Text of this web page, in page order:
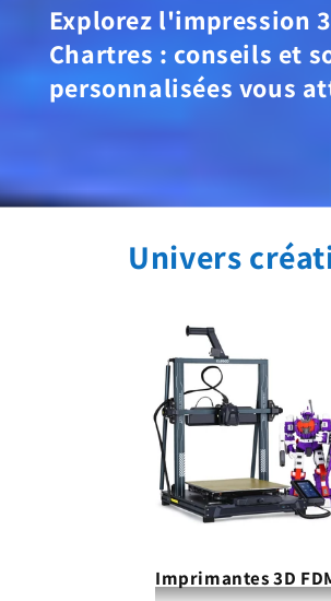
Explorez l'impression
Chartres : conseils et
personnalisées vous
Univers
Imprimantes 3D